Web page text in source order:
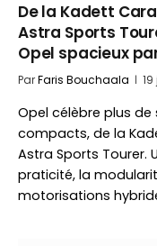
De la Kadett
Astra Sports
Opel spacieux
ParFaris Bouchaala
Opel célèbre plus de
compacts, de la
Astra Sports Tourer.
praticité, la
motorisations